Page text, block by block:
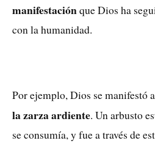
manifestaciónque Dios ha
con la humanidad.
Por ejemplo, Dios se manifestó a
la zarza ardiente. Un arbusto
se consumía, y fue a través de